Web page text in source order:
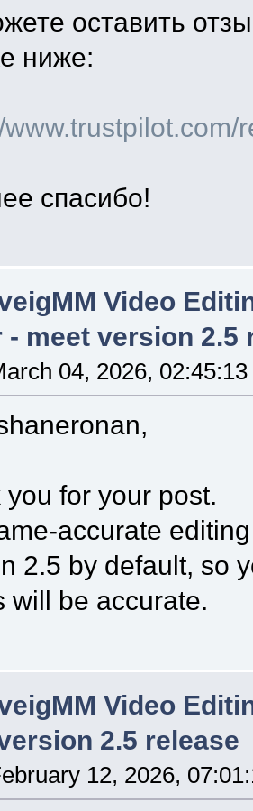
оставить
ниже:
спасибо!
Video
- meet version 2.5
04, 2026,
you for your post.
accurate
2.5 by default, so
will be accurate.
Video
2.5 release
12, 2026,